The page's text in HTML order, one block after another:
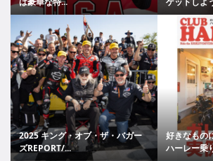
2025 キング・オブ・ザ・バガー
ズREPORT/...
好きなもの
ハーレー乗